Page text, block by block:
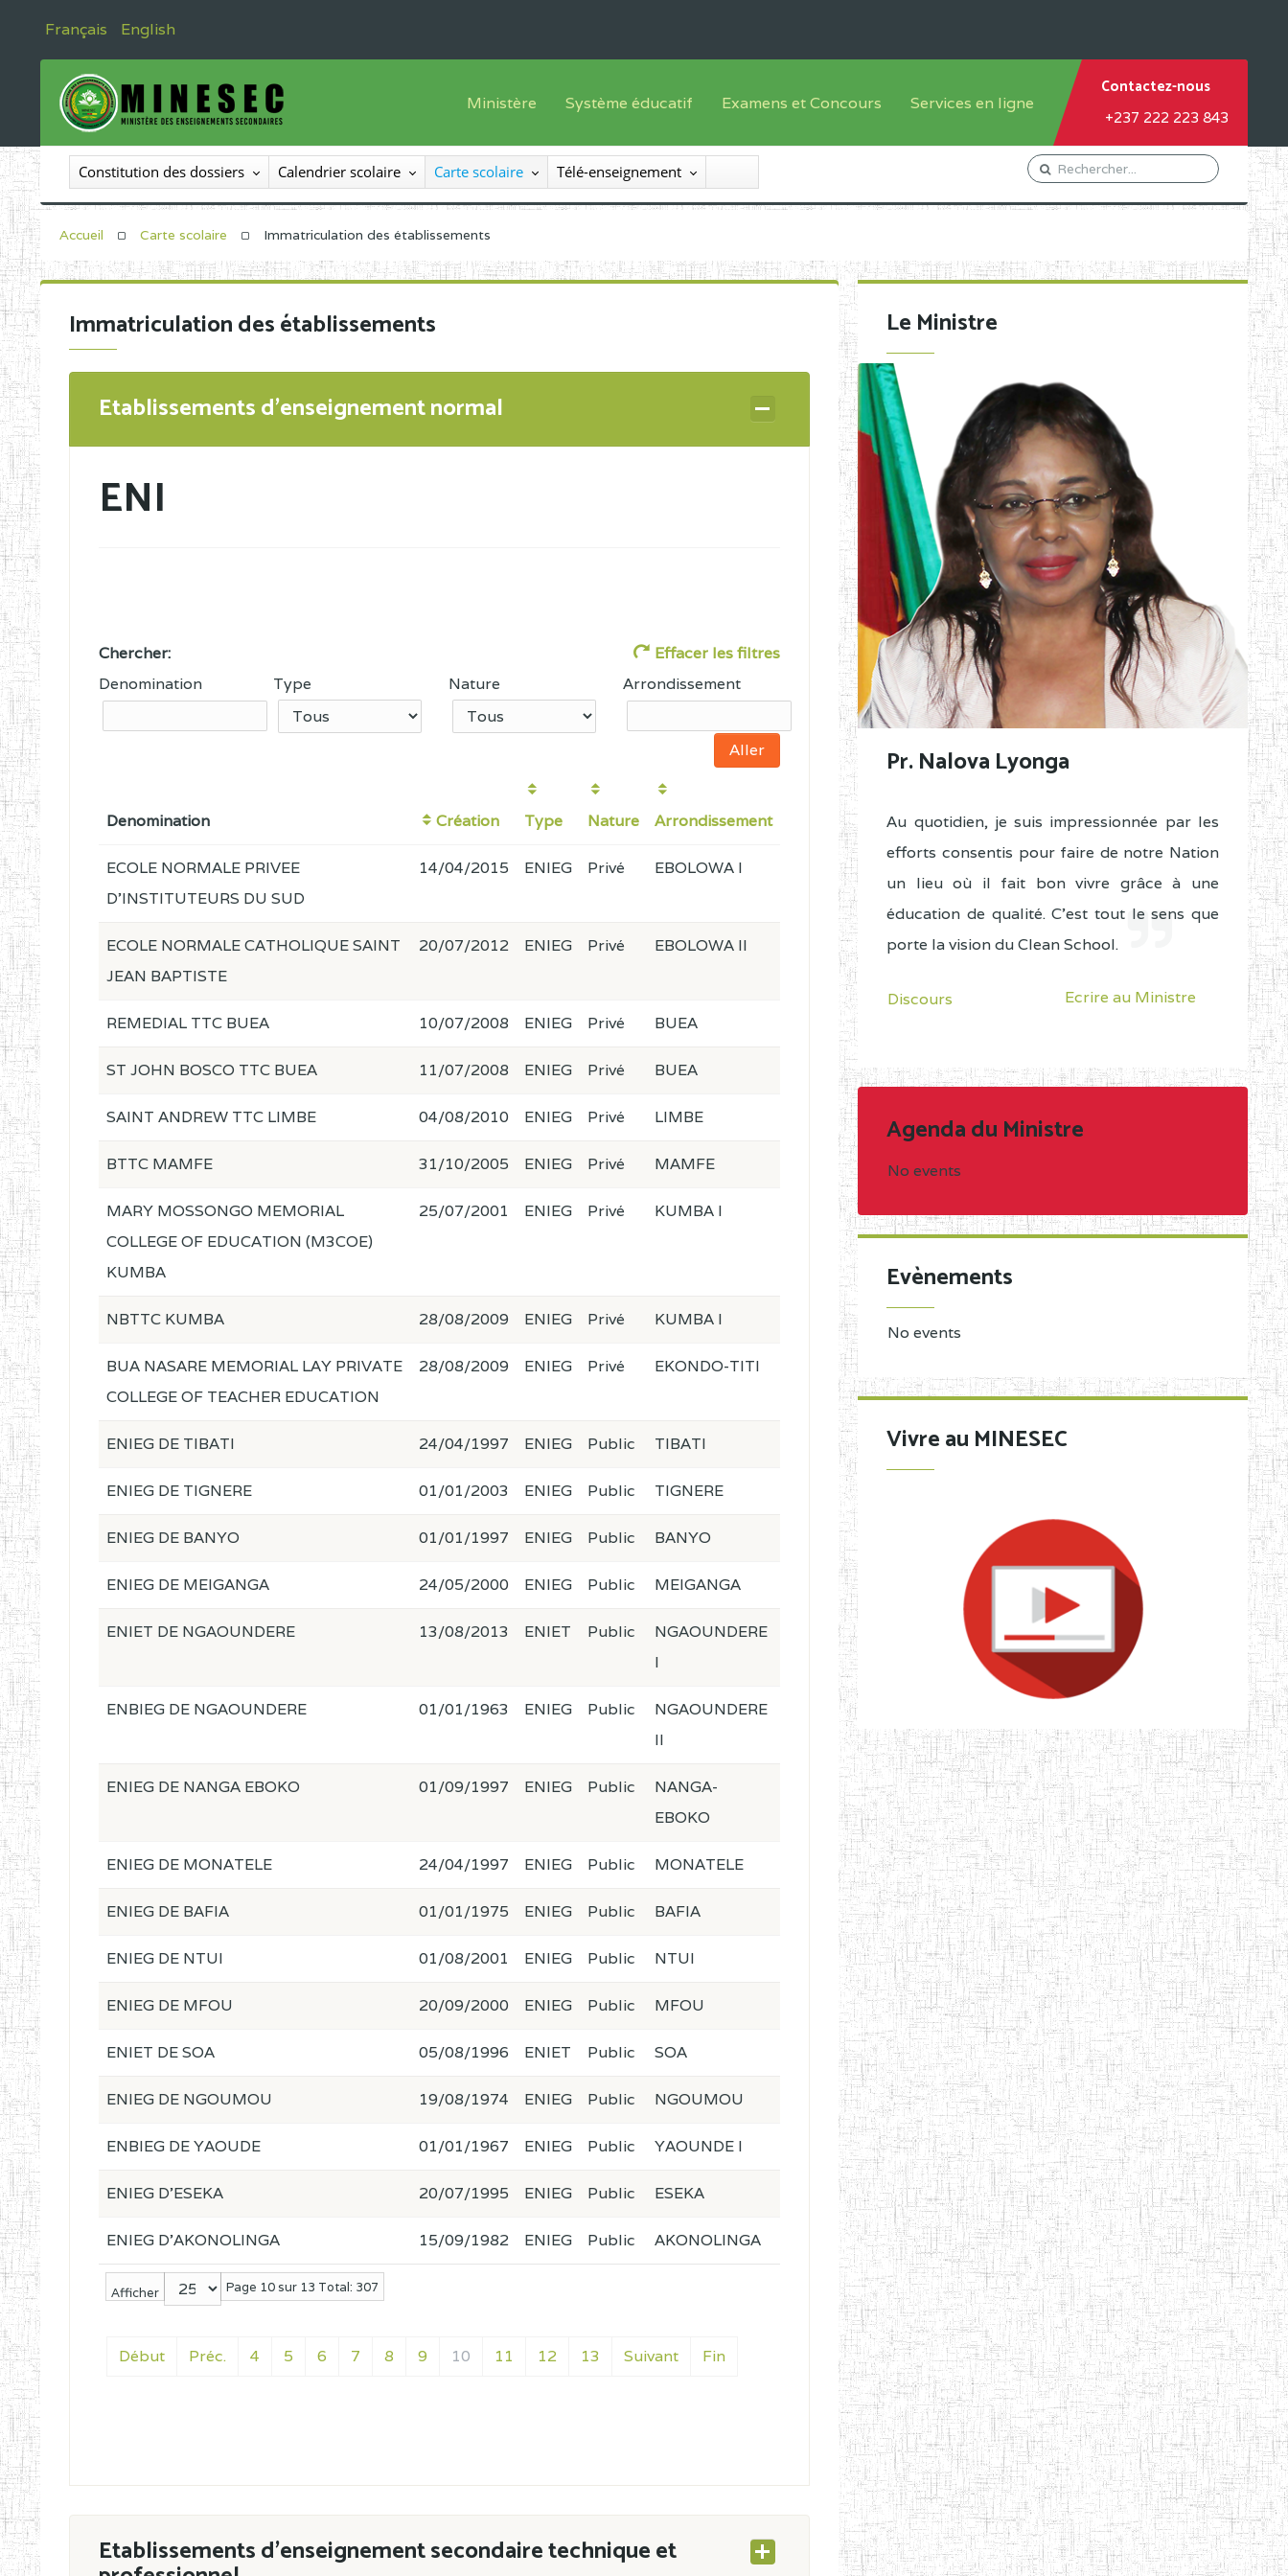
Français English
Ministère
Le Ministre
Le SEESEN
Inspection Générale des Enseignements
Organigramme
Système éducatif
Offre de formation
Sous système francophone
Progammes d'études
Examens et Concours
Inscriptions
Liste des candidats
Diplômes disponibles
Services en ligne
Orientation Conseil
Gestion du Personnel
Demande de subvention
Contactez-nous
+237 222 223 843
Constitution des dossiers Calendrier scolaire Carte scolaire Télé-enseignement
Accueil Carte scolaire Immatriculation des établissements
Immatriculation des établissements
Etablissements d'enseignement normal
ENI
Chercher:
Effacer les filtres
Denomination
Type Nature Arrondissement
Denomination Création Type Nature Arrondissement
Afficher Page 10 sur 13 Total: 307
Début Préc. 4 5 6 7 8 9 10 11 12 13 Suivant Fin
ECOLE NORMALE PRIVEE
D'INSTITUTEURS DU SUD
14/04/2015 ENIEG Privé EBOLOWA I
ECOLE NORMALE CATHOLIQUE SAINT
JEAN BAPTISTE
20/07/2012 ENIEG Privé EBOLOWA II
REMEDIAL TTC BUEA 10/07/2008 ENIEG Privé BUEA
ST JOHN BOSCO TTC BUEA 11/07/2008 ENIEG Privé BUEA
SAINT ANDREW TTC LIMBE 04/08/2010 ENIEG Privé LIMBE
BTTC MAMFE 31/10/2005 ENIEG Privé MAMFE
MARY MOSSONGO MEMORIAL
COLLEGE OF EDUCATION (M3COE)
KUMBA
25/07/2001 ENIEG Privé KUMBA I
NBTTC KUMBA 28/08/2009 ENIEG Privé KUMBA I
BUA NASARE MEMORIAL LAY PRIVATE
COLLEGE OF TEACHER EDUCATION
28/08/2009 ENIEG Privé EKONDO-TITI
ENIEG DE TIBATI 24/04/1997 ENIEG Public TIBATI
ENIEG DE TIGNERE 01/01/2003 ENIEG Public TIGNERE
ENIEG DE BANYO 01/01/1997 ENIEG Public BANYO
ENIEG DE MEIGANGA 24/05/2000 ENIEG Public MEIGANGA
ENIET DE NGAOUNDERE 13/08/2013 ENIET Public
NGAOUNDERE
I
ENBIEG DE NGAOUNDERE 01/01/1963 ENIEG Public
NGAOUNDERE
II
ENIEG DE NANGA EBOKO 01/09/1997 ENIEG Public
NANGA-
EBOKO
ENIEG DE MONATELE 24/04/1997 ENIEG Public MONATELE
ENIEG DE BAFIA 01/01/1975 ENIEG Public BAFIA
ENIEG DE NTUI 01/08/2001 ENIEG Public NTUI
ENIEG DE MFOU 20/09/2000 ENIEG Public MFOU
ENIET DE SOA 05/08/1996 ENIET Public SOA
ENIEG DE NGOUMOU 19/08/1974 ENIEG Public NGOUMOU
ENBIEG DE YAOUDE 01/01/1967 ENIEG Public YAOUNDE I
ENIEG D'ESEKA 20/07/1995 ENIEG Public ESEKA
ENIEG D'AKONOLINGA 15/09/1982 ENIEG Public AKONOLINGA
Etablissements d'enseignement secondaire technique et
Le Ministre
Pr. Nalova Lyonga
Au quotidien, je suis impressionnée par les
efforts consentis pour faire de notre Nation
un lieu où il fait bon vivre grâce à une
éducation de qualité. C'est tout le sens que
porte la vision du Clean School.
Discours Ecrire au Ministre
Agenda du Ministre
No events
Evènements
No events
Vivre au MINESEC